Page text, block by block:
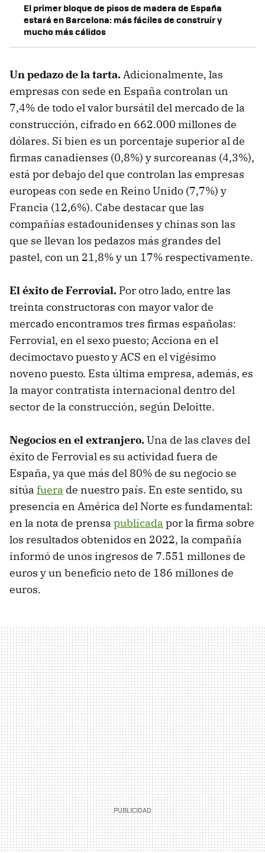
El primer bloque de pisos de madera de España
estará en Barcelona: más fáciles de construir y
mucho más cálidos
Un pedazo de la tarta.Adicionalmente, las
empresas con sede en España controlan un
7,4% de todo el valor bursátil del mercado de la
construcción, cifrado en 662.000 millones de
dólares. Si bien es un porcentaje superior al de
firmas canadienses (0,8%) y surcoreanas (4,3%),
está por debajo del que controlan las empresas
europeas con sede en Reino Unido (7,7%) y
Francia (12,6%). Cabe destacar que las
compañías estadounidenses y chinas son las
que se llevan los pedazos más grandes del
pastel, con un 21,8% y un 17% respectivamente.
El éxito de Ferrovial. Por otro lado, entre las
treinta constructoras con mayor valor de
mercado encontramos tres firmas españolas:
Ferrovial, en el sexo puesto; Acciona en el
decimoctavo puesto y ACS en el vigésimo
noveno puesto. Esta última empresa, además, es
la mayor contratista internacional dentro del
sector de la construcción, según Deloitte.
Negocios en el extranjero.Una de las claves del
éxito de Ferrovial es su actividad fuera de
España, ya que más del 80% de su negocio se
sitúa fuera de nuestro país. En este sentido, su
presencia en América del Norte es fundamental:
en la nota de prensa publicada por la firma sobre
los resultados obtenidos en 2022, la compañía
informó de unos ingresos de 7.551 millones de
euros y un beneficio neto de 186 millones de
euros.